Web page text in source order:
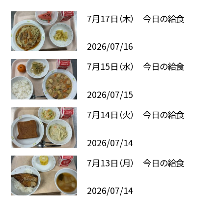
7月17日（木） 今日の給食
2026/07/16
7月15日（水） 今日の給食
2026/07/15
7月14日（火） 今日の給食
2026/07/14
7月13日（月） 今日の給食
2026/07/14